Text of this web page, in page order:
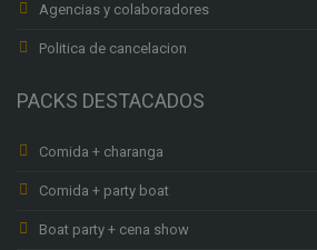
Agencias y colaboradores
Politica de cancelacion
PACKS DESTACADOS
Comida + charanga
Comida + party boat
Boat party + cena show